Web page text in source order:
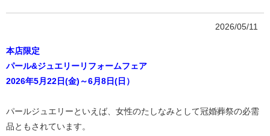
2026/05/11
本店限定
パール&ジュエリーリフォームフェア
2026年5月22日(金)～6月8日(日）
パールジュエリーといえば、女性のたしなみとして冠婚葬祭の必需
品ともされています。